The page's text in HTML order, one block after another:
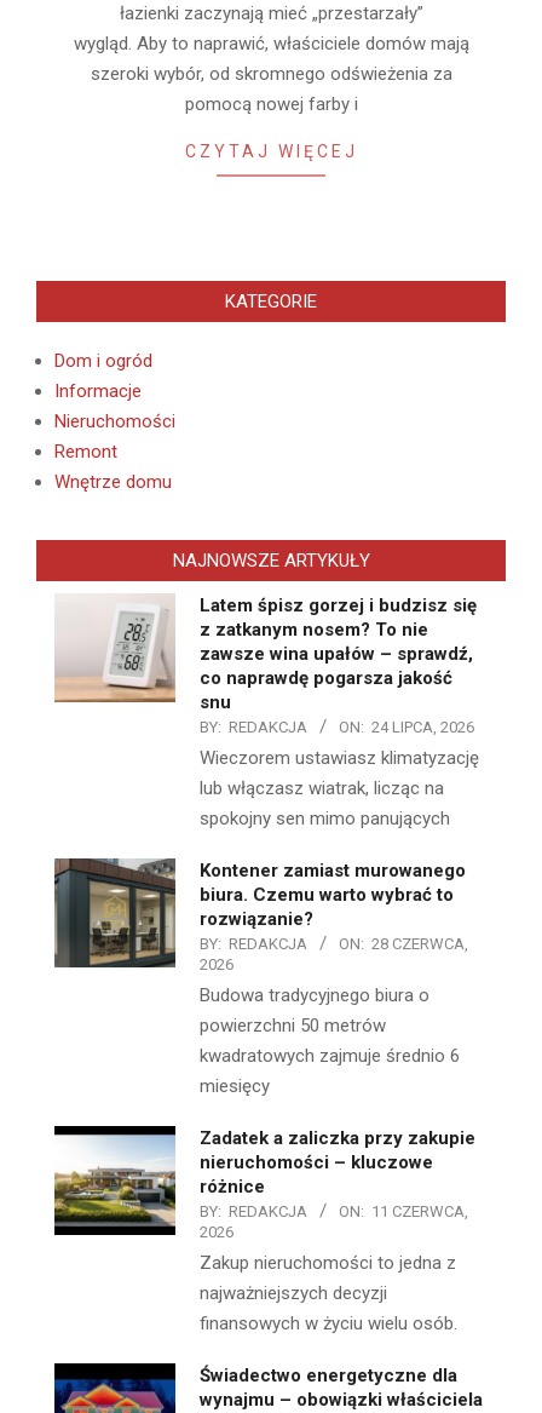
łazienki zaczynają mieć „przestarzały”
wygląd. Aby to naprawić, właściciele domów mają
szeroki wybór, od skromnego odświeżenia za
pomocą nowej farby i
CZYTAJ WIĘCEJ
KATEGORIE
Dom i ogród
Informacje
Nieruchomości
Remont
Wnętrze domu
NAJNOWSZE ARTYKUŁY
Latem śpisz gorzej i budzisz się
z zatkanym nosem? To nie
zawsze wina upałów – sprawdź,
co naprawdę pogarsza jakość
snu
BY: REDAKCJA ON: 24 LIPCA, 2026
Wieczorem ustawiasz klimatyzację
lub włączasz wiatrak, licząc na
spokojny sen mimo panujących
Kontener zamiast murowanego
biura. Czemu warto wybrać to
rozwiązanie?
BY: REDAKCJA ON: 28 CZERWCA,
2026
Budowa tradycyjnego biura o
powierzchni 50 metrów
kwadratowych zajmuje średnio 6
miesięcy
Zadatek a zaliczka przy zakupie
nieruchomości – kluczowe
różnice
BY: REDAKCJA ON: 11 CZERWCA,
2026
Zakup nieruchomości to jedna z
najważniejszych decyzji
finansowych w życiu wielu osób.
Świadectwo energetyczne dla
wynajmu – obowiązki właściciela